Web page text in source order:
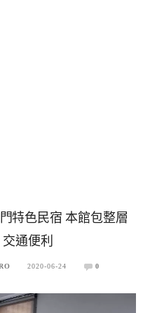
特色民宿 本館包整層
通便利
2020-06-24 0